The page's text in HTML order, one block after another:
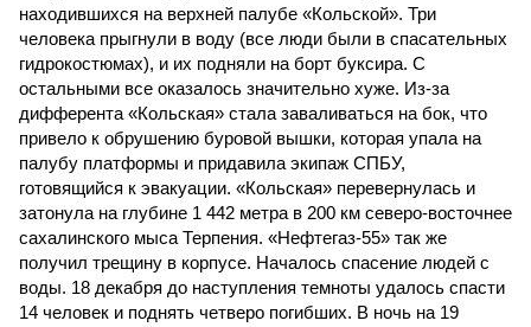
находившихся на верхней палубе «Кольской». Три
человека прыгнули в воду (все люди были в спасательных
гидрокостюмах), и их подняли на борт буксира. С
остальными все оказалось значительно хуже. Из-за
дифферента «Кольская» стала заваливаться на бок, что
привело к обрушению буровой вышки, которая упала на
палубу платформы и придавила экипаж СПБУ,
готовящийся к эвакуации. «Кольская» перевернулась и
затонула на глубине 1 442 метра в 200 км северо-восточнее
сахалинского мыса Терпения. «Нефтегаз-55» так же
получил трещину в корпусе. Началось спасение людей с
воды. 18 декабря до наступления темноты удалось спасти
14 человек и поднять четверо погибших. В ночь на 19